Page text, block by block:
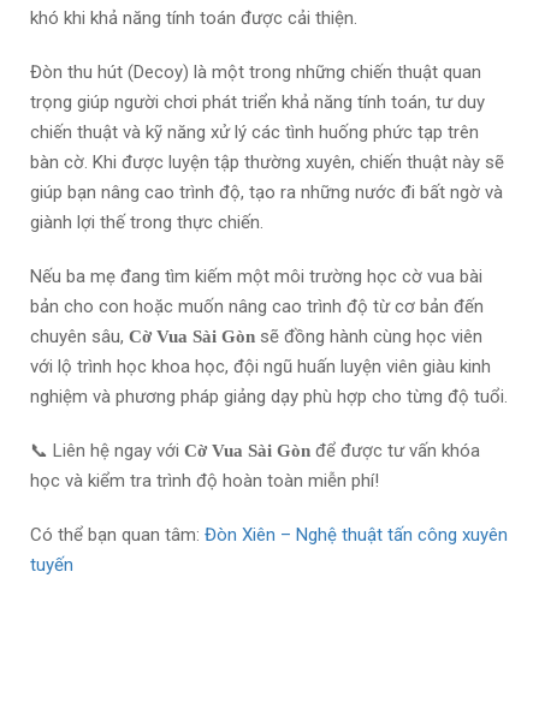
khó khi khả năng tính toán được cải thiện.
Đòn thu hút (Decoy) là một trong những chiến thuật quan
trọng giúp người chơi phát triển khả năng tính toán, tư duy
chiến thuật và kỹ năng xử lý các tình huống phức tạp trên
bàn cờ. Khi được luyện tập thường xuyên, chiến thuật này sẽ
giúp bạn nâng cao trình độ, tạo ra những nước đi bất ngờ và
giành lợi thế trong thực chiến.
Nếu ba mẹ đang tìm kiếm một môi trường học cờ vua bài
bản cho con hoặc muốn nâng cao trình độ từ cơ bản đến
chuyên sâu, Cờ Vua Sài Gòn sẽ đồng hành cùng học viên
với lộ trình học khoa học, đội ngũ huấn luyện viên giàu kinh
nghiệm và phương pháp giảng dạy phù hợp cho từng độ tuổi.
📞 Liên hệ ngay với Cờ Vua Sài Gòn để được tư vấn khóa
học và kiểm tra trình độ hoàn toàn miễn phí!
Có thể bạn quan tâm: Đòn Xiên – Nghệ thuật tấn công xuyên
tuyến